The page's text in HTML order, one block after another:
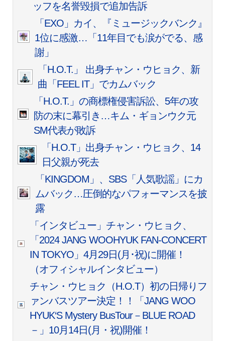
ッフを名誉毀損で追加告訴
「EXO」カイ、『ミュージックバンク』
1位に感激…「11年目でも涙がでる、感
謝」
「H.O.T.」 出身チャン・ウヒョク、新
曲「FEEL IT」でカムバック
「H.O.T.」の商標権侵害訴訟、5年の攻
防の末に幕引き…キム・ギョンウク元
SM代表が敗訴
「H.O.T」出身チャン・ウヒョク、14
日父親が死去
「KINGDOM」、SBS「人気歌謡」にカ
ムバック…圧倒的なパフォーマンスを披
露
「インタビュー」チャン・ウヒョク、
「2024 JANG WOOHYUK FAN-CONCERT
IN TOKYO」4月29日(月･祝)に開催！
（オフィシャルインタビュー）
チャン・ウヒョク（H.O.T）初の日帰りフ
ァンバスツアー決定！！「JANG WOO
HYUK‘S Mystery BusTour－BLUE ROAD
－」10月14日(月・祝)開催！